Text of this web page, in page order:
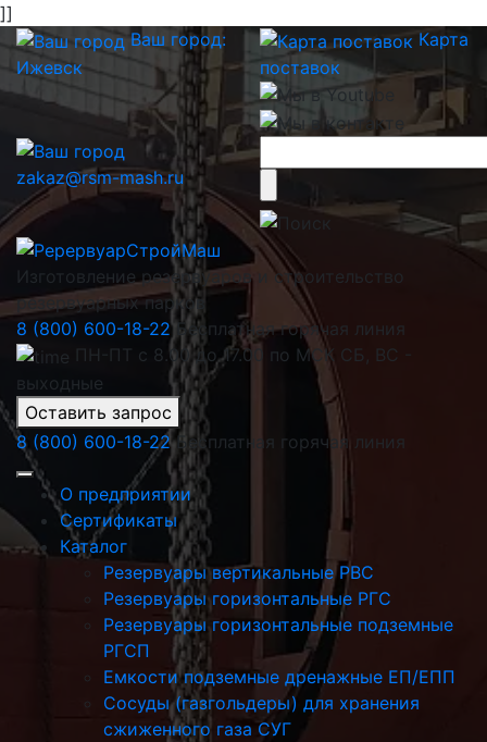
]]
Ваш город:
Ижевск
Карта
поставок
zakaz@rsm-mash.ru
Изготовление резервуаров и строительство
резервуарных парков
8 (800) 600-18-22 Бесплатная горячая линия
ПН-ПТ с 8.00 до 17.00 по МСК СБ, ВС -
выходные
Оставить запрос
8 (800) 600-18-22 Бесплатная горячая линия
О предприятии
Сертификаты
Каталог
Резервуары вертикальные РВС
Резервуары горизонтальные РГС
Резервуары горизонтальные подземные
РГСП
Емкости подземные дренажные ЕП/ЕПП
Сосуды (газгольдеры) для хранения
сжиженного газа СУГ